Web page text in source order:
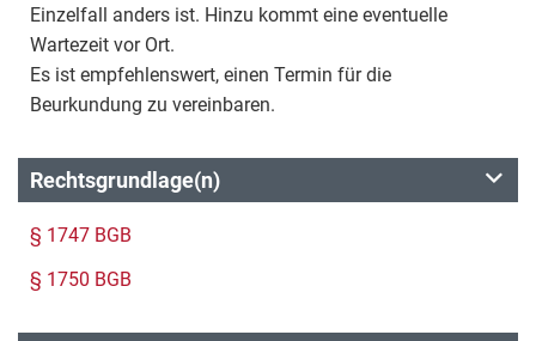
Einzelfall anders ist. Hinzu kommt eine eventuelle
Wartezeit vor Ort.
Es ist empfehlenswert, einen Termin für die
Beurkundung zu vereinbaren.
Rechtsgrundlage(n)
§ 1747 BGB
§ 1750 BGB